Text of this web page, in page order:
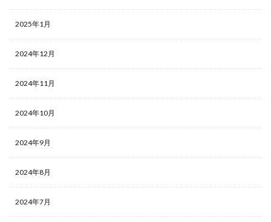
2025年1月
2024年12月
2024年11月
2024年10月
2024年9月
2024年8月
2024年7月